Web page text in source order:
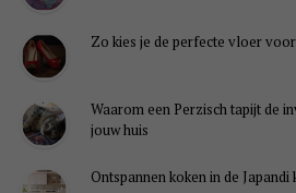
Zo kies je de perfecte vloer
Waarom een Perzisch tapijt de
jouw huis
Ontspannen koken in de Japandi